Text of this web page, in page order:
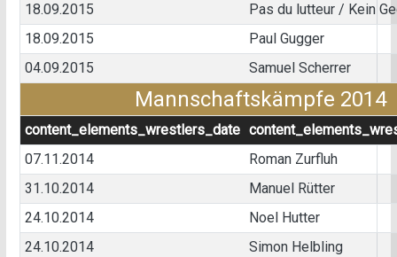
18.09.2015
Pas du lutteur / Kein
18.09.2015
Paul Gugger
04.09.2015
Samuel Scherrer
Mannschaftskämpfe 2014
content_elements_wrestlers_date
07.11.2014
Roman Zurfluh
31.10.2014
Manuel Rütter
24.10.2014
Noel Hutter
24.10.2014
Simon Helbling